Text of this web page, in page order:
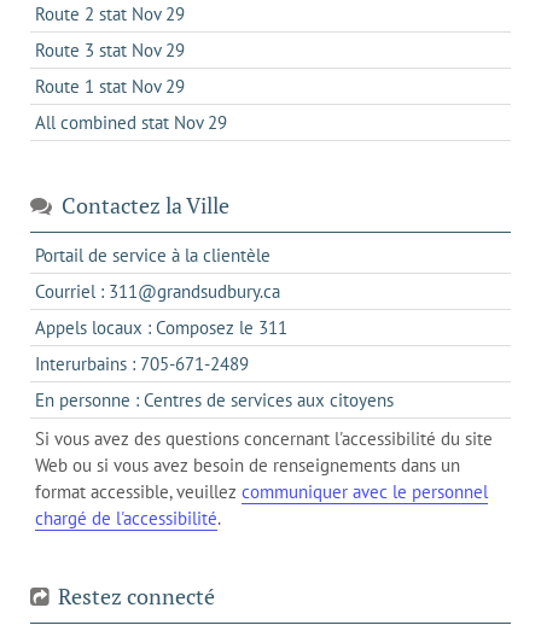
Route 2 stat Nov 29
Route 3 stat Nov 29
Route 1 stat Nov 29
All combined stat Nov 29
Contactez la Ville
Portail de service à la clientèle
dans
un
nouvel
Courriel : 311@grandsudbury.cas'ouvre
dans
votre
de
messagerie
Appels locaux : Composez le 311
dans
un
client
de
votre
téléphone
Interurbains : 705-671-2489s'ouvre
dans
un
client
de
votre
En personne : Centres de services aux citoyenss'ouvre
dans
l'onglet
actuel
Si vous avez des questions concernant l'accessibilité du site
Web ou si vous avez besoin de renseignements dans un
format accessible, veuillez communiquer avec le personnel
chargé de l'accessibilité.
Restez connecté